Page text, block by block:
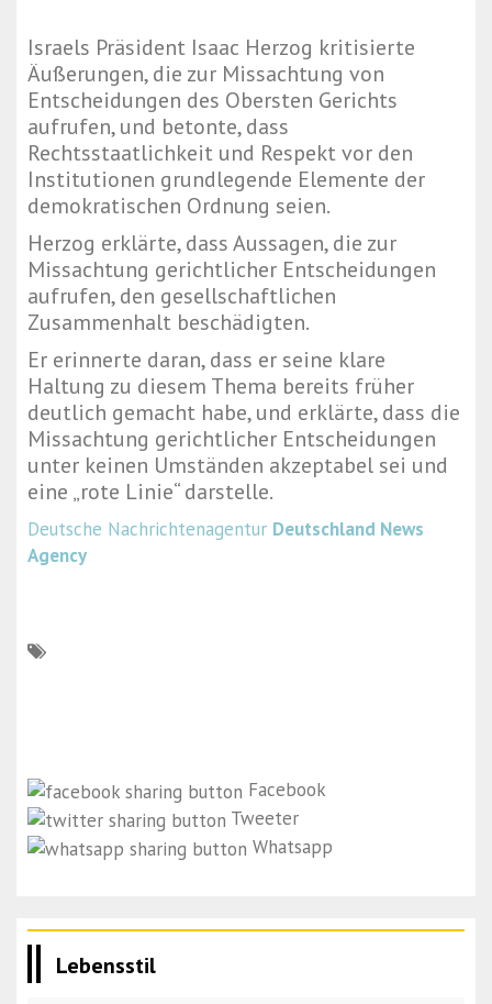
Israels Präsident Isaac Herzog kritisierte
Äußerungen, die zur Missachtung von
Entscheidungen des Obersten Gerichts
aufrufen, und betonte, dass
Rechtsstaatlichkeit und Respekt vor den
Institutionen grundlegende Elemente der
demokratischen Ordnung seien.
Herzog erklärte, dass Aussagen, die zur
Missachtung gerichtlicher Entscheidungen
aufrufen, den gesellschaftlichen
Zusammenhalt beschädigten.
Er erinnerte daran, dass er seine klare
Haltung zu diesem Thema bereits früher
deutlich gemacht habe, und erklärte, dass die
Missachtung gerichtlicher Entscheidungen
unter keinen Umständen akzeptabel sei und
eine „rote Linie“ darstelle.
Deutsche Nachrichtenagentur Deutschland News
Agency
Facebook
Tweeter
Whatsapp
Lebensstil